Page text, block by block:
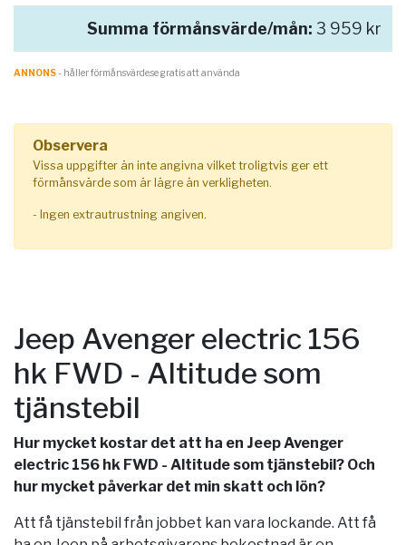
Summa förmånsvärde/mån: 3 959 kr
ANNONS- håller förmånsvärde.se gratis att använda
Observera
Vissa uppgifter än inte angivna vilket troligtvis ger ett
förmånsvärde som är lägre än verkligheten.
- Ingen extrautrustning angiven.
Jeep Avenger electric 156
hk FWD - Altitude som
tjänstebil
Hur mycket kostar det att ha en Jeep Avenger
electric 156 hk FWD - Altitude som tjänstebil? Och
hur mycket påverkar det min skatt och lön?
Att få tjänstebil från jobbet kan vara lockande. Att få